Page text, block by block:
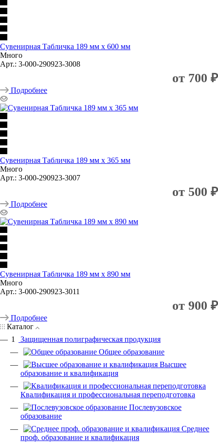
Сувенирная Табличка 189 мм х 600 мм
Много
Арт.: 3-000-290923-3008
от 700 ₽
Подробнее
Сувенирная Табличка 189 мм х 365 мм
Много
Арт.: 3-000-290923-3007
от 500 ₽
Подробнее
Сувенирная Табличка 189 мм х 890 мм
Много
Арт.: 3-000-290923-3011
от 900 ₽
Подробнее
Каталог
1
Защищенная полиграфическая продукция
Общее образование
Высшее
образование и квалификация
Квалификация и профессиональная переподготовка
Послевузовское
образование
Среднее
проф. образование и квалификация